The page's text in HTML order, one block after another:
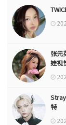
张元
娃视
特